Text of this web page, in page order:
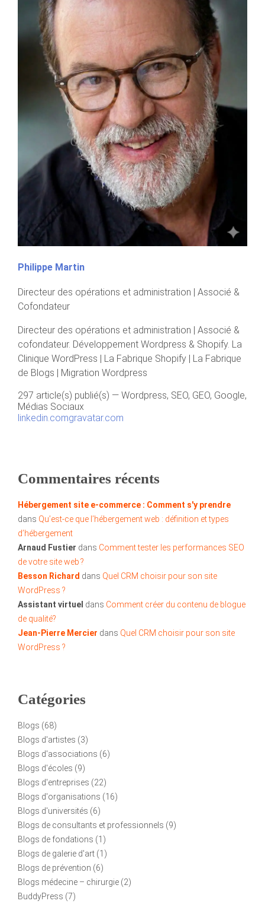
Philippe Martin
Directeur des opérations et administration | Associé &
Cofondateur
Directeur des opérations et administration | Associé &
cofondateur. Développement Wordpress & Shopify. La
Clinique WordPress | La Fabrique Shopify | La Fabrique
de Blogs | Migration Wordpress
297 article(s) publié(s) — Wordpress, SEO, GEO, Google,
Médias Sociaux
linkedin.comgravatar.com
Commentaires récents
Hébergement site e-commerce : Comment s'y prendre
dans Qu’est-ce que l’hébergement web : définition et types
d’hébergement
Arnaud Fustier dans Comment tester les performances SEO
de votre site web ?
Besson Richard dans Quel CRM choisir pour son site
WordPress ?
Assistant virtuel dans Comment créer du contenu de blogue
de qualité?
Jean-Pierre Mercier dans Quel CRM choisir pour son site
WordPress ?
Catégories
Blogs (68)
Blogs d'artistes (3)
Blogs d'associations (6)
Blogs d'écoles (9)
Blogs d'entreprises (22)
Blogs d'organisations (16)
Blogs d'universités (6)
Blogs de consultants et professionnels (9)
Blogs de fondations (1)
Blogs de galerie d'art (1)
Blogs de prévention (6)
Blogs médecine – chirurgie (2)
BuddyPress (7)